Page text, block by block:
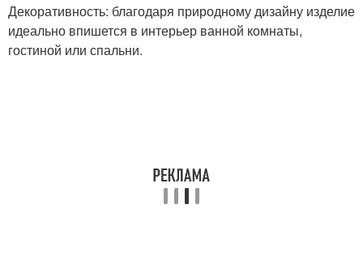
Декоративность: благодаря природному дизайну изделие
идеально впишется в интерьер ванной комнаты,
гостиной или спальни.